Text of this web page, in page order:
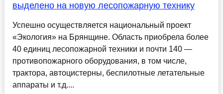
выделено на новую лесопожарную технику
Успешно осуществляется национальный проект
«Экология» на Брянщине. Область приобрела более
40 единиц лесопожарной техники и почти 140 —
противопожарного оборудования, в том числе,
трактора, автоцистерны, беспилотные летательные
аппараты и т.д....